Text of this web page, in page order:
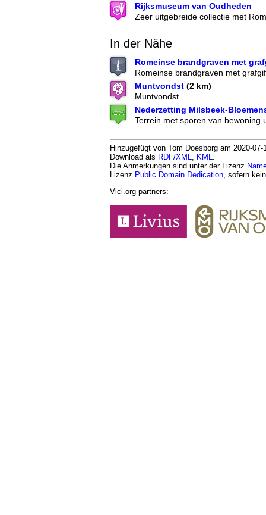
Rijksmuseum van Oudheden
Zeer uitgebreide collectie met
In der Nähe
Romeinse brandgraven met
Romeinse brandgraven met
Muntvondst (2 km)
Muntvondst
Nederzetting Milsbeek-
Terrein met sporen van bewoning
Hinzugefügt von Tom Doesborg am 2020-
Download als RDF/XML KML
Die Anmerkungen sind unter der Lizenz
Lizenz Public Domain Dedication , sofern
Vici.org partners: